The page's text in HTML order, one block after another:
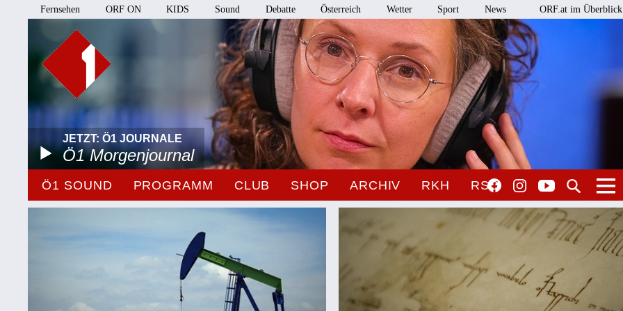
Fernsehen ORF ON KIDS Sound Debatte Österreich Wetter Sport News ORF.at im Überblick
JETZT: Ö1 JOURNALE
Ö1 Morgenjournal
Ö1 SOUND PROGRAMM CLUB SHOP ARCHIV RKH RSO